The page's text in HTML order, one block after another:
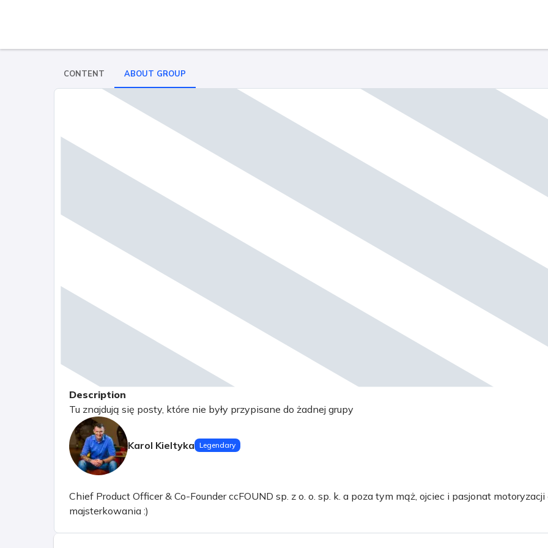
CONTENT ABOUT GROUP
Description
Tu znajdują się posty, które nie były przypisane do żadnej grupy
Karol Kieltyka Legendary
Chief Product Officer & Co-Founder ccFOUND sp. z o. o. sp. k. a poza tym mąż, ojciec i pasjonat motoryzacji
majsterkowania :)